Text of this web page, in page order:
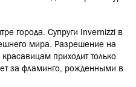
города. Супруги Invernizzi в
мира. Разрешение на
приходит только
за фламинго, рожденными в